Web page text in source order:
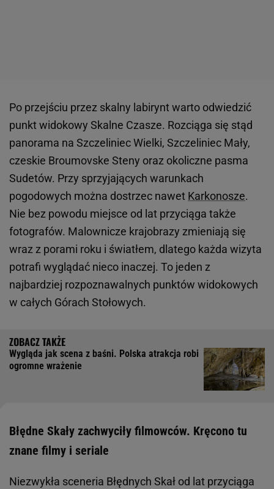
Po przejściu przez skalny labirynt warto odwiedzić
punkt widokowy Skalne Czasze. Rozciąga się stąd
panorama na Szczeliniec Wielki, Szczeliniec Mały,
czeskie Broumovske Steny oraz okoliczne pasma
Sudetów. Przy sprzyjających warunkach
pogodowych można dostrzec nawet Karkonosze.
Nie bez powodu miejsce od lat przyciąga także
fotografów. Malownicze krajobrazy zmieniają się
wraz z porami roku i światłem, dlatego każda wizyta
potrafi wyglądać nieco inaczej. To jeden z
najbardziej rozpoznawalnych punktów widokowych
w całych Górach Stołowych.
Wygląda jak scena z baśni. Polska atrakcja robi
ogromne wrażenie
Błędne Skały zachwyciły filmowców. Kręcono tu
znane filmy i seriale
Niezwykła sceneria Błędnych Skał od lat przyciąga